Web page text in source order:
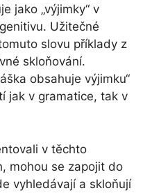
jako „výjimky“ v
Užitečné
slovu příklady z
skloňování.
obsahuje výjimku“
jak v gramatice, tak v
v těchto
mohou se zapojit do
vyhledávají a skloňují